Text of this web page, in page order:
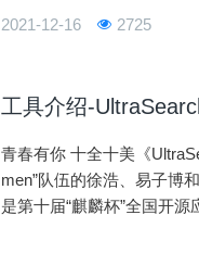
2021-12-16 2725
工具介绍-
青春有你 十全十美《UltraSearch》是一款基于人工智能的自动化图文混合检索工具，由来自国防科技大学“Ultra
men”队伍的徐浩、易子博
是第十届“麒麟杯”全国开